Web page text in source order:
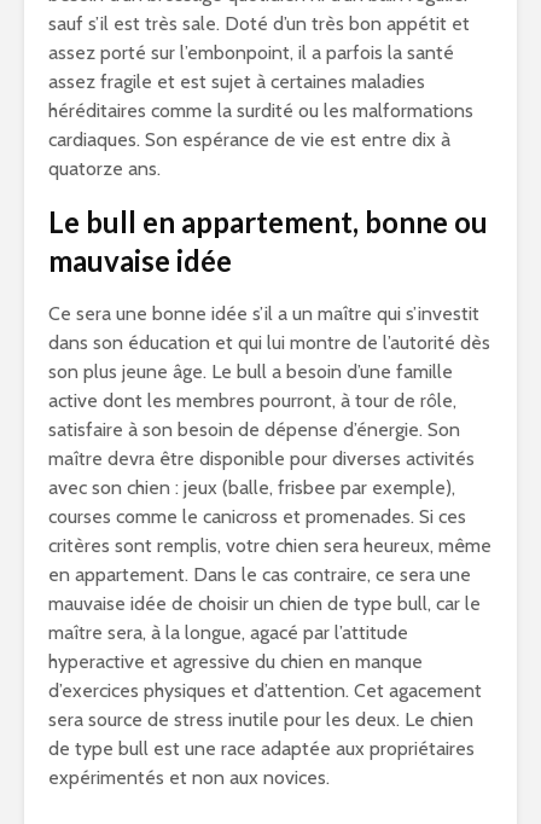
sauf s’il est très sale. Doté d’un très bon appétit et
assez porté sur l’embonpoint, il a parfois la santé
assez fragile et est sujet à certaines maladies
héréditaires comme la surdité ou les malformations
cardiaques. Son espérance de vie est entre dix à
quatorze ans.
Le bull en appartement, bonne ou
mauvaise idée
Ce sera une bonne idée s’il a un maître qui s’investit
dans son éducation et qui lui montre de l’autorité dès
son plus jeune âge. Le bull a besoin d’une famille
active dont les membres pourront, à tour de rôle,
satisfaire à son besoin de dépense d’énergie. Son
maître devra être disponible pour diverses activités
avec son chien : jeux (balle, frisbee par exemple),
courses comme le canicross et promenades. Si ces
critères sont remplis, votre chien sera heureux, même
en appartement. Dans le cas contraire, ce sera une
mauvaise idée de choisir un chien de type bull, car le
maître sera, à la longue, agacé par l’attitude
hyperactive et agressive du chien en manque
d’exercices physiques et d’attention. Cet agacement
sera source de stress inutile pour les deux. Le chien
de type bull est une race adaptée aux propriétaires
expérimentés et non aux novices.